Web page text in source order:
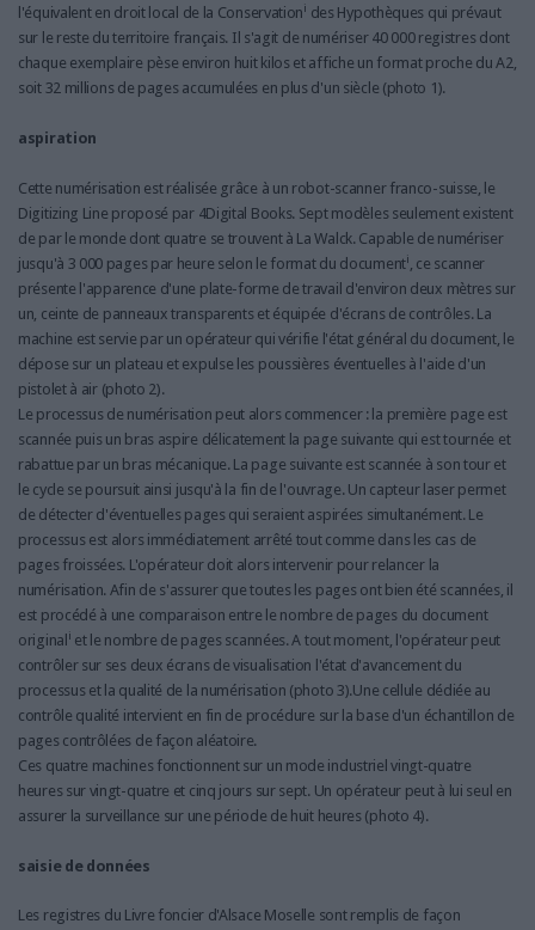
l'équivalent en droit local de la Conservationi des Hypothèques qui prévaut
sur le reste du territoire français. Il s'agit de numériser 40 000 registres dont
chaque exemplaire pèse environ huit kilos et affiche un format proche du A2,
soit 32 millions de pages accumulées en plus d'un siècle (photo 1).
aspiration
Cette numérisation est réalisée grâce à un robot-scanner franco-suisse, le
Digitizing Line proposé par 4Digital Books. Sept modèles seulement existent
de par le monde dont quatre se trouvent à La Walck. Capable de numériser
jusqu'à 3 000 pages par heure selon le format du documenti, ce scanner
présente l'apparence d'une plate-forme de travail d'environ deux mètres sur
un, ceinte de panneaux transparents et équipée d'écrans de contrôles. La
machine est servie par un opérateur qui vérifie l'état général du document, le
dépose sur un plateau et expulse les poussières éventuelles à l'aide d'un
pistolet à air (photo 2).
Le processus de numérisation peut alors commencer : la première page est
scannée puis un bras aspire délicatement la page suivante qui est tournée et
rabattue par un bras mécanique. La page suivante est scannée à son tour et
le cycle se poursuit ainsi jusqu'à la fin de l'ouvrage. Un capteur laser permet
de détecter d'éventuelles pages qui seraient aspirées simultanément. Le
processus est alors immédiatement arrêté tout comme dans les cas de
pages froissées. L'opérateur doit alors intervenir pour relancer la
numérisation. Afin de s'assurer que toutes les pages ont bien été scannées, il
est procédé à une comparaison entre le nombre de pages du document
original i et le nombre de pages scannées. A tout moment, l'opérateur peut
contrôler sur ses deux écrans de visualisation l'état d'avancement du
processus et la qualité de la numérisation (photo 3).Une cellule dédiée au
contrôle qualité intervient en fin de procédure sur la base d'un échantillon de
pages contrôlées de façon aléatoire.
Ces quatre machines fonctionnent sur un mode industriel vingt-quatre
heures sur vingt-quatre et cinq jours sur sept. Un opérateur peut à lui seul en
assurer la surveillance sur une période de huit heures (photo 4).
saisie de données
Les registres du Livre foncier d'Alsace Moselle sont remplis de façon